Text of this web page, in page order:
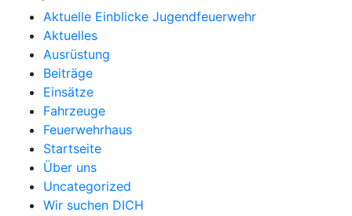
Aktuelle Einblicke Jugendfeuerwehr
Aktuelles
Ausrüstung
Beiträge
Einsätze
Fahrzeuge
Feuerwehrhaus
Startseite
Über uns
Uncategorized
Wir suchen DICH